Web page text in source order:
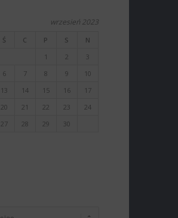
wrzesień 2023
Ś C P S
N
1
2
3
6 7 8 9
10
13 14 15 16
17
20 21 22 23
24
27 28 29 30